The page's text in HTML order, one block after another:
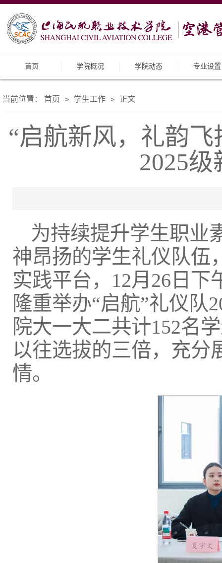
首页 学院概况 学院动态 专业设置
当前位置： 首页 > 学生工作 > 正文
“启航新风，礼韵
2025
为持续提升学生职业
神昂扬的学生礼仪队伍
实践平台，12月26日
隆重举办“启航”礼仪队
院大一大二共计152名
以往选拔的三倍，充分
情。